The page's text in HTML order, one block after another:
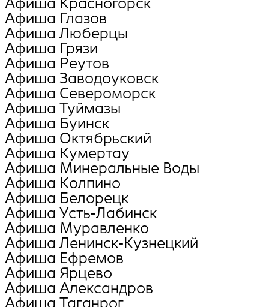
Афиша Красногорск
Афиша Глазов
Афиша Люберцы
Афиша Грязи
Афиша Реутов
Афиша Заводоуковск
Афиша Североморск
Афиша Туймазы
Афиша Буинск
Афиша Октябрьский
Афиша Кумертау
Афиша Минеральные Воды
Афиша Колпино
Афиша Белорецк
Афиша Усть-Лабинск
Афиша Муравленко
Афиша Ленинск-Кузнецкий
Афиша Ефремов
Афиша Ярцево
Афиша Александров
Афиша Таганрог